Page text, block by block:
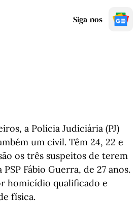
Siga-nos
a Polícia Judiciária (PJ)
um civil. Têm 24, 22 e
os três suspeitos de terem
Fábio Guerra, de 27 anos.
homicídio qualificado e
física.